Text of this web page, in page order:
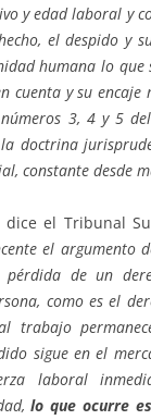
y edad laboral y
el despido y
humana lo que
cuenta y su
3, 4 y 5
doctrina
constante desde
el Tribunal
el argumento
de un
como es el
trabajo
sigue en el
laboral
lo que ocurre